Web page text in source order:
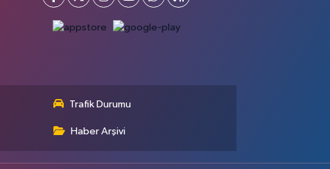
Trafik Durumu
Haber Arşivi